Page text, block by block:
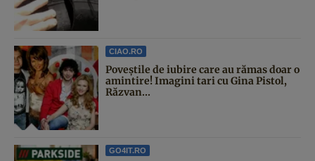
CIAO.RO
Poveştile de iubire care au rămas doar o
amintire! Imagini tari cu Gina Pistol,
Răzvan...
GO4IT.RO